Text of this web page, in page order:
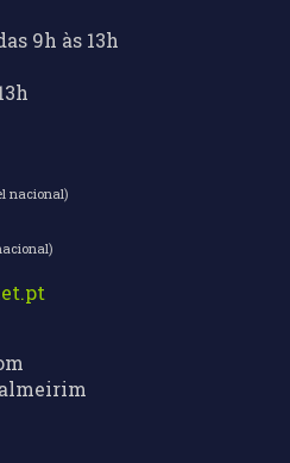
9h às 13h
nacional)